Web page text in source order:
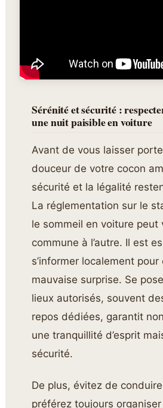
Sérénité et sécurité :
une nuit paisible en voiture
Avant de vous laisser
douceur de votre cocon
sécurité et la légalité
La réglementation sur le
le sommeil en voiture peut
commune à l’autre. Il est
s’informer localement
mauvaise surprise. Se
lieux autorisés, souvent
repos dédiées, garantit
une tranquillité d’esprit
sécurité.
De plus, évitez de
préférez toujours